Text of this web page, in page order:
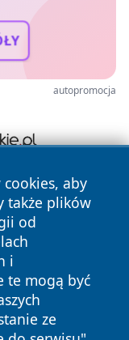
autopromocja
aby
także plików
od
i
te mogą być
ze
prawa